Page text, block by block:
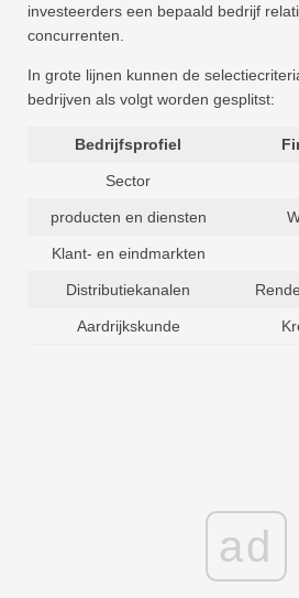
investeerders een bepaald bedrijf
concurrenten.
In grote lijnen kunnen de
bedrijven als volgt worden gesplitst:
Bedrijfsprofiel
Sector
producten en diensten
Klant- en eindmarkten
Distributiekanalen
Aardrijkskunde
ad